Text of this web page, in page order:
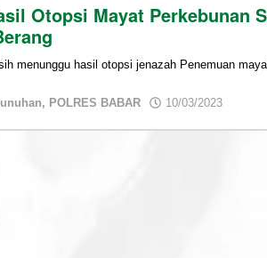
Otopsi Mayat Perkebunan
menunggu hasil otopsi jenazah Penemuan
, POLRES BABAR 10/03/2023